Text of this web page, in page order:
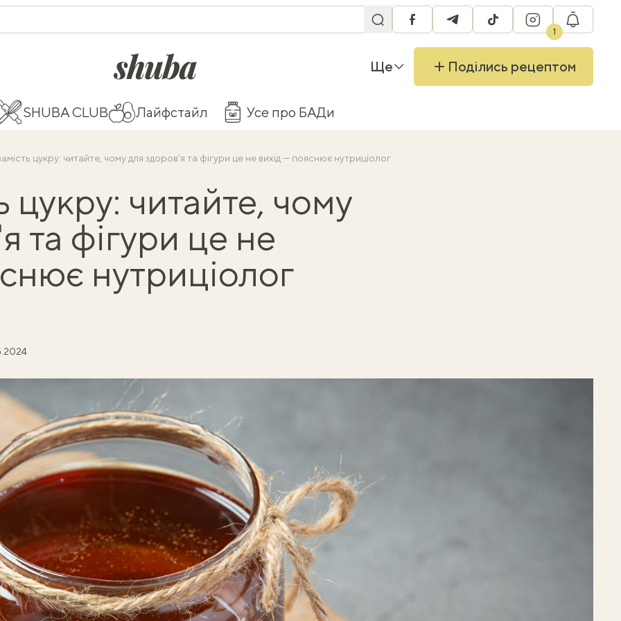
facebooktelegramtiktok instagram
1
shuba.life Ще Поділись рецептом
SHUBA CLUB Лайфстайл Усе про БАДи
цукру: читайте, чому для здоров'я та фігури це не вихід — пояснює нутриціолог
цукру: читайте, чому
та фігури це не
нутриціолог